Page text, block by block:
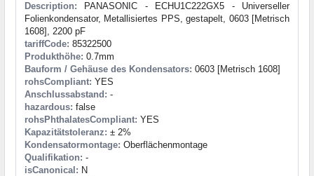
Description: PANASONIC - ECHU1C222GX5 - Universeller
Folienkondensator, Metallisiertes PPS, gestapelt, 0603 [Metrisch
1608], 2200 pF
tariffCode: 85322500
Produkthöhe: 0.7mm
Bauform / Gehäuse des Kondensators: 0603 [Metrisch 1608]
rohsCompliant: YES
Anschlussabstand: -
hazardous: false
rohsPhthalatesCompliant: YES
Kapazitätstoleranz: ± 2%
Kondensatormontage: Oberflächenmontage
Qualifikation: -
isCanonical: N